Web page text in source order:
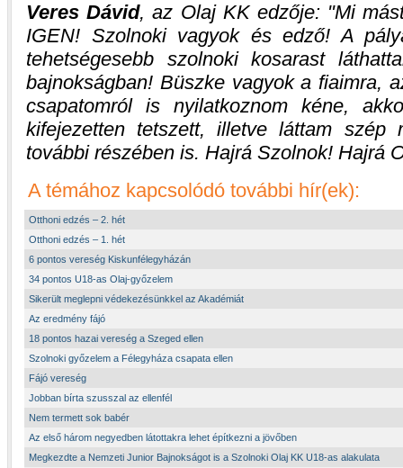
Veres Dávid, az Olaj KK edzője:
Mi
IGEN! Szolnoki vagyok és edző! A
tehetségesebb szolnoki kosarast
bajnokságban! Büszke vagyok a fiaimra,
csapatomról is nyilatkoznom kéne,
kifejezetten tetszett, illetve láttam szép
további részében is. Hajrá Szolnok! Hajrá
A témához kapcsolódó további hír(ek):
Otthoni edzés – 2. hét
Otthoni edzés – 1. hét
6 pontos vereség Kiskunfélegyházán
34 pontos U18-as Olaj-győzelem
Sikerült meglepni védekezésünkkel az Akadémiát
Az eredmény fájó
18 pontos hazai vereség a Szeged ellen
Szolnoki győzelem a Félegyháza csapata ellen
Fájó vereség
Jobban bírta szusszal az ellenfél
Nem termett sok babér
Az első három negyedben látottakra lehet építkezni a jövőben
Megkezdte a Nemzeti Junior Bajnokságot is a Szolnoki Olaj KK U18-as alakulata